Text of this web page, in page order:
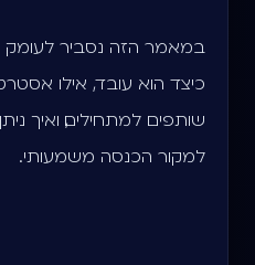
במאמר הזה נסביר לעומק
כיצד הוא עובד, אילו
שותפים למתחילים, ואיך
למקור הכנסה משמעותי.